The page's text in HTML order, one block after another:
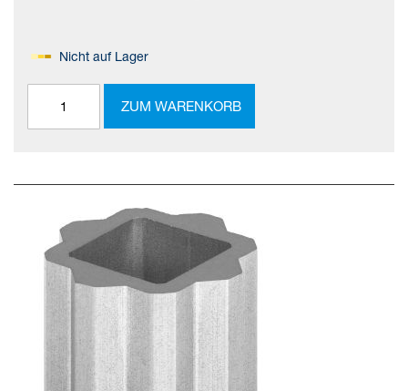
Nicht auf Lager
ZUM WARENKORB